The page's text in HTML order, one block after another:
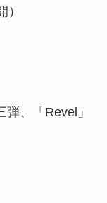
、「Revel」